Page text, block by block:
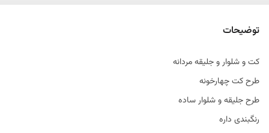
دراپ
تن خور
توضیحات
کت و شلوار و جلیقه مردانه
طرح کت چهارخونه
طرح جلیقه و شلوار ساده
رنگبندی داره